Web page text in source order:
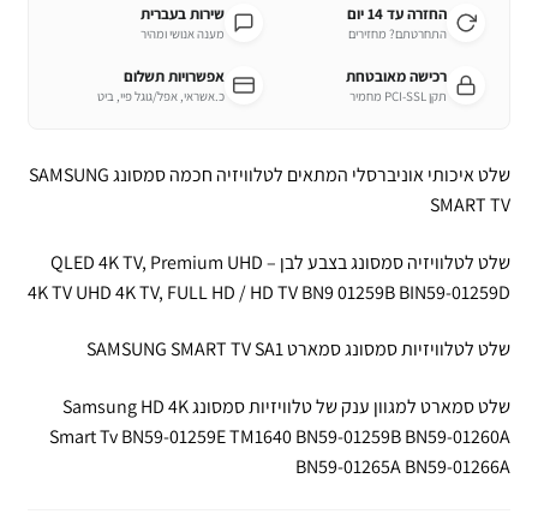
החזרה עד 14 יום
התחרטתם? מחזירים
שירות בעברית
מענה אנושי ומהיר
רכישה מאובטחת
תקן PCI-SSL מחמיר
אפשרויות תשלום
כ.אשראי, אפל/גוגל פיי, ביט
שלט איכותי אוניברסלי המתאים לטלוויזיה חכמה סמסונג SAMSUNG
SMART TV
שלט לטלוויזיה סמסונג בצבע לבן – QLED 4K TV, Premium UHD
4K TV UHD 4K TV, FULL HD / HD TV BN9 01259B BIN59-01259D
שלט לטלוויזיות סמסונג סמארט SAMSUNG SMART TV SA1
שלט סמארט למגוון ענק של טלוויזיות סמסונג Samsung HD 4K
Smart Tv BN59-01259E TM1640 BN59-01259B BN59-01260A
BN59-01265A BN59-01266A